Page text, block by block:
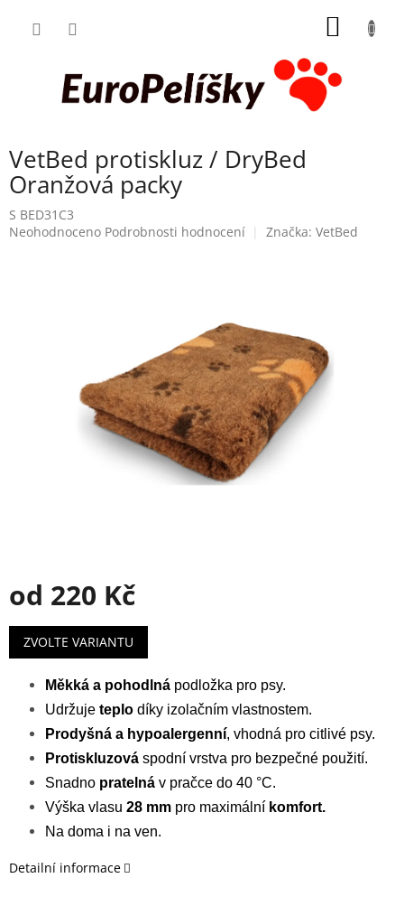
VetBed protiskluz / DryBed
Oranžová packy
S BED31C3
Průměrné
Neohodnoceno Podrobnosti hodnocení Značka: VetBed
od 220 Kč
Měrná
cena:
ZVOLTE VARIANTU
Měkká a pohodlná podložka pro psy.
Udržuje teplo díky izolačním vlastnostem.
Prodyšná a hypoalergenní, vhodná pro citlivé psy.
Protiskluzová spodní vrstva pro bezpečné použití.
Snadno pratelná v pračce do 40 °C.
Výška vlasu 28 mm pro maximální komfort.
Na doma i na ven.
Detailní informace